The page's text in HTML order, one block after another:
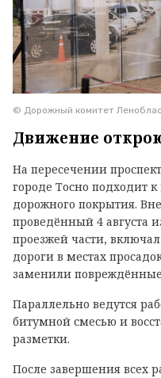
© Дорожный комитет
Движение
На пересечении
городе Тосно подходит
дорожного покрытия.
проведённый 4 августа
проезжей части,
дороги в местах
заменили
Параллельно ведутся
битумной смесью и
разметки.
После завершения всех